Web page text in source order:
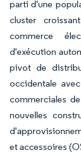
parti d'une
cluster
commerce
d'exécution
pivot de
occidentale
commerciales
nouvelles
et accessoires